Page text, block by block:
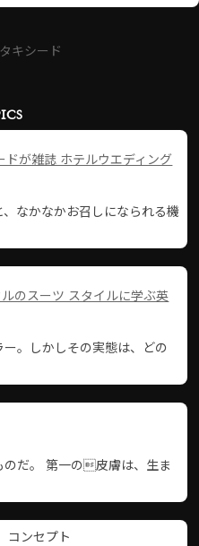
が雑誌 ホテルウエディング
なかなかお召しになられる機
のスーツ スタイルに学ぶ英
。しかしその実態は、どの
のだ。 第一の皮膚は、生ま